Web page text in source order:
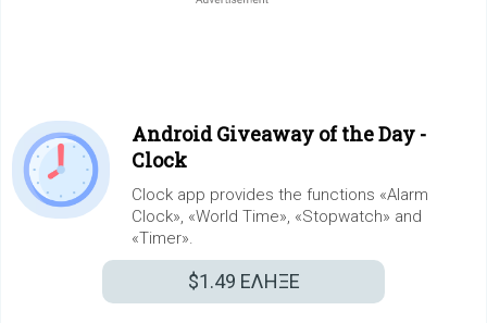
Android Giveaway of the Day -
Clock
Clock app provides the functions «Alarm
Clock», «World Time», «Stopwatch» and
«Timer».
$1.49 ΕΛΗΞΕ